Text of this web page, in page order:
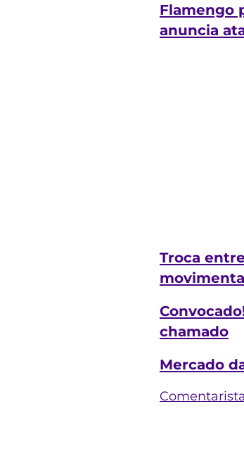
Flamengo
anuncia
Troca
chamado
Mercado